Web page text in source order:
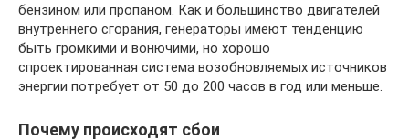
бензином или пропаном. Как и большинство двигателей
внутреннего сгорания, генераторы имеют тенденцию
быть громкими и вонючими, но хорошо
спроектированная система возобновляемых источников
энергии потребует от 50 до 200 часов в год или меньше.
Почему происходят сбои